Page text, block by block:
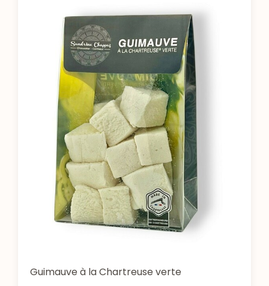
Guimauve à la Chartreuse verte